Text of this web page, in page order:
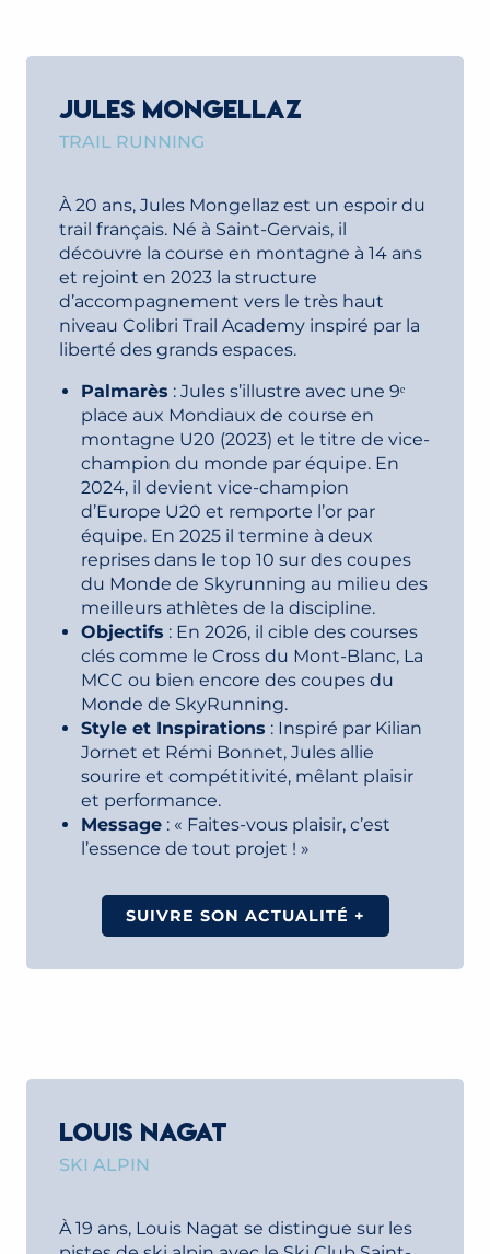
JULES MONGELLAZ
TRAIL RUNNING
À 20 ans, Jules Mongellaz est un espoir du
trail français. Né à Saint-Gervais, il
découvre la course en montagne à 14 ans
et rejoint en 2023 la structure
d’accompagnement vers le très haut
niveau Colibri Trail Academy inspiré par la
liberté des grands espaces.
Palmarès : Jules s’illustre avec une 9ᵉ
place aux Mondiaux de course en
montagne U20 (2023) et le titre de vice-
champion du monde par équipe. En
2024, il devient vice-champion
d’Europe U20 et remporte l’or par
équipe. En 2025 il termine à deux
reprises dans le top 10 sur des coupes
du Monde de Skyrunning au milieu des
meilleurs athlètes de la discipline.
Objectifs : En 2026, il cible des courses
clés comme le Cross du Mont-Blanc, La
MCC ou bien encore des coupes du
Monde de SkyRunning.
Style et Inspirations : Inspiré par Kilian
Jornet et Rémi Bonnet, Jules allie
sourire et compétitivité, mêlant plaisir
et performance.
Message : « Faites-vous plaisir, c’est
l’essence de tout projet ! »
SUIVRE SON ACTUALITÉ +
LOUIS NAGAT
SKI ALPIN
À 19 ans, Louis Nagat se distingue sur les